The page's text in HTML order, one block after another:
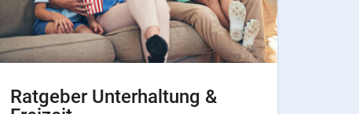
Ratgeber Unterhaltung &